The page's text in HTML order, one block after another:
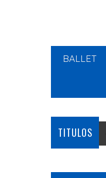
BALLET
TITULOS